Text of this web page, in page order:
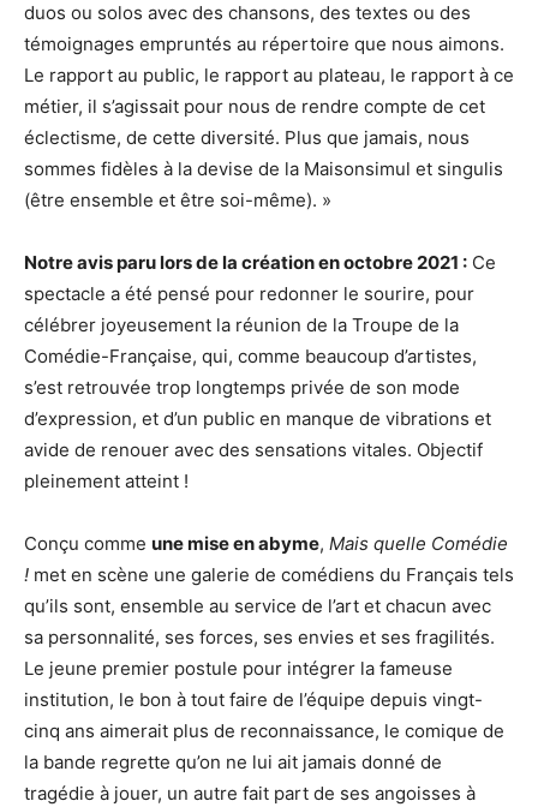
duos ou solos avec des chansons, des textes ou des
témoignages empruntés au répertoire que nous aimons.
Le rapport au public, le rapport au plateau, le rapport à ce
métier, il s’agissait pour nous de rendre compte de cet
éclectisme, de cette diversité. Plus que jamais, nous
sommes fidèles à la devise de la Maisonsimul et singulis
(être ensemble et être soi-même). »
Notre avis paru lors de la création en octobre 2021 : Ce
spectacle a été pensé pour redonner le sourire, pour
célébrer joyeusement la réunion de la Troupe de la
Comédie-Française, qui, comme beaucoup d’artistes,
s’est retrouvée trop longtemps privée de son mode
d’expression, et d’un public en manque de vibrations et
avide de renouer avec des sensations vitales. Objectif
pleinement atteint !
Conçu comme une mise en abyme, Mais quelle Comédie
! met en scène une galerie de comédiens du Français tels
qu’ils sont, ensemble au service de l’art et chacun avec
sa personnalité, ses forces, ses envies et ses fragilités.
Le jeune premier postule pour intégrer la fameuse
institution, le bon à tout faire de l’équipe depuis vingt-
cinq ans aimerait plus de reconnaissance, le comique de
la bande regrette qu’on ne lui ait jamais donné de
tragédie à jouer, un autre fait part de ses angoisses à